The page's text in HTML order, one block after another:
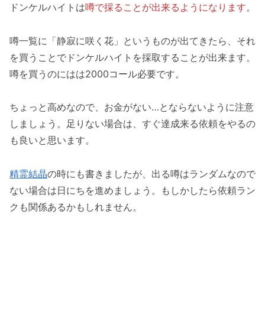
ドンケルハイトは噂で採ることが出来るようになります。
噂一覧に「静寂に咲く花」というものが出てきたら、それ
を買うことでドンケルハイトを採取することが出来ます。
噂を買うのにはは2000コール必要です。
ちょっと高めなので、お金がない…とならないように注意
しましょう。足りない場合は、すぐ達成来る依頼をやるの
も良いと思います。
精霊結晶の時にも書きましたが、出る噂はランダムなので
ない場合は日にちを進めましょう。もしかしたら依頼ラン
クも関係あるかもしれません。